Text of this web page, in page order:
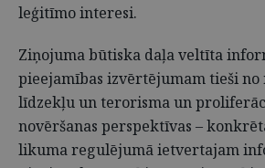
leģitīmo interesi.
Ziņojuma būtiska daļa veltīta
pieejamības izvērtējumam tieši
līdzekļu un terorisma un
novēršanas perspektīvas –
likuma regulējumā ietvertajam